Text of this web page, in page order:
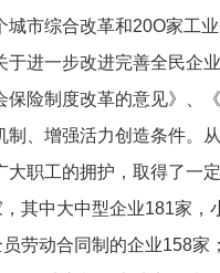
市综合改革和20O家工
于进一步改进完善全民企
保险制度改革的意见》、
制、增强活力创造条件。
大职工的拥护，取得了一
其中大中型企业181家
劳动合同制的企业158家